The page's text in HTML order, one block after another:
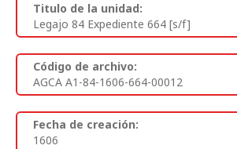
Titulo de la unidad:
Legajo 84 Expediente 664 [s/f]
Código de archivo:
AGCA A1-84-1606-664-00012
Fecha de creación:
1606